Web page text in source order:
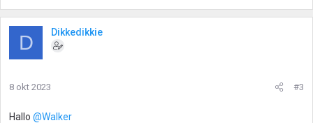
D Dikkedikkie
8 okt 2023 #3
Hallo @Walker